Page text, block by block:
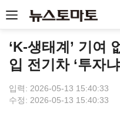
‘K-생태계’ 기여
입 전기차 ‘투자
입력: 2026-05-13 15:40:33
수정: 2026-05-13 15:40:33